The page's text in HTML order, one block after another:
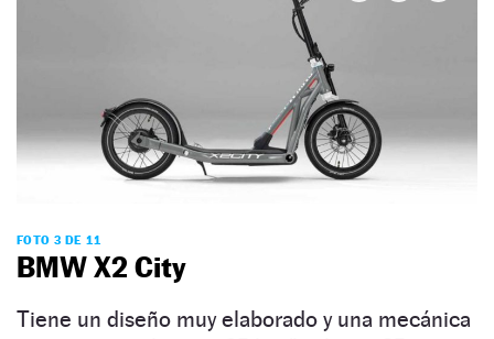
FOTO 3 DE 11
BMW X2 City
Tiene un diseño muy elaborado y una mecánica